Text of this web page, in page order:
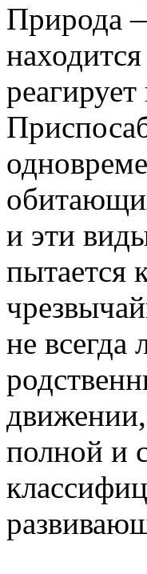
Природа
и эти
пытается
не всегда
полной и